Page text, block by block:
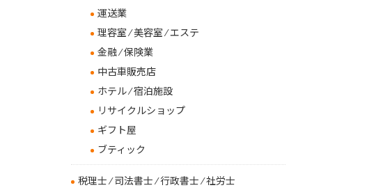
運送業
理容室 ⁄ 美容室 ⁄ エステ
金融 ⁄ 保険業
中古車販売店
ホテル ⁄ 宿泊施設
リサイクルショップ
ギフト屋
ブティック
税理士 ⁄ 司法書士 ⁄ 行政書士 ⁄ 社労士